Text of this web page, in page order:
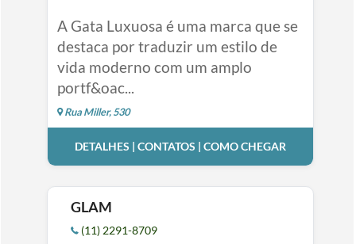
A Gata Luxuosa é uma marca que se
destaca por traduzir um estilo de
vida moderno com um amplo
portf&oac...
Rua Miller, 530
DETALHES | CONTATOS | COMO CHEGAR
GLAM
(11) 2291-8709